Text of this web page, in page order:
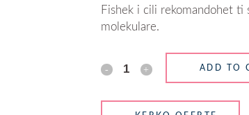
Fishek i cili rekomandohet
molekulare.
ADD TO